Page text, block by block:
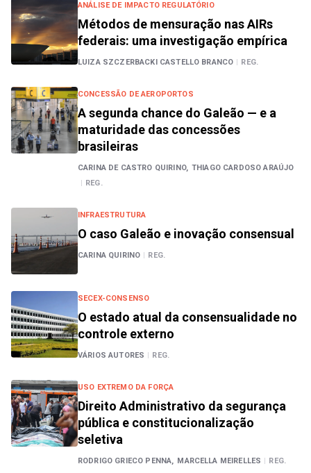
ANÁLISE DE IMPACTO REGULATÓRIO
Métodos de mensuração nas AIRs
federais: uma investigação empírica
LUIZA SZCZERBACKI CASTELLO BRANCO | REG.
CONCESSÃO DE AEROPORTOS
A segunda chance do Galeão — e a
maturidade das concessões
brasileiras
CARINA DE CASTRO QUIRINO, THIAGO CARDOSO ARAÚJO
| REG.
INFRAESTRUTURA
O caso Galeão e inovação consensual
CARINA QUIRINO | REG.
SECEX-CONSENSO
O estado atual da consensualidade no
controle externo
VÁRIOS AUTORES | REG.
USO EXTREMO DA FORÇA
Direito Administrativo da segurança
pública e constitucionalização
seletiva
RODRIGO GRIECO PENNA, MARCELLA MEIRELLES | REG.